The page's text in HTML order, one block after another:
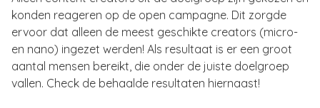
konden reageren op de open campagne. Dit zorgde
ervoor dat alleen de meest geschikte creators (micro-
en nano) ingezet werden! Als resultaat is er een groot
aantal mensen bereikt, die onder de juiste doelgroep
vallen. Check de behaalde resultaten hiernaast!